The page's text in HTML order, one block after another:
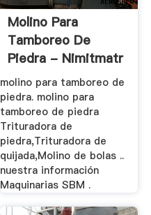
Molino Para
Tamboreo De
Piedra - Nimitmatr
molino para tamboreo de
piedra. molino para
tamboreo de piedra
Trituradora de
piedra,Trituradora de
quijada,Molino de bolas ..
nuestra información
Maquinarias SBM .